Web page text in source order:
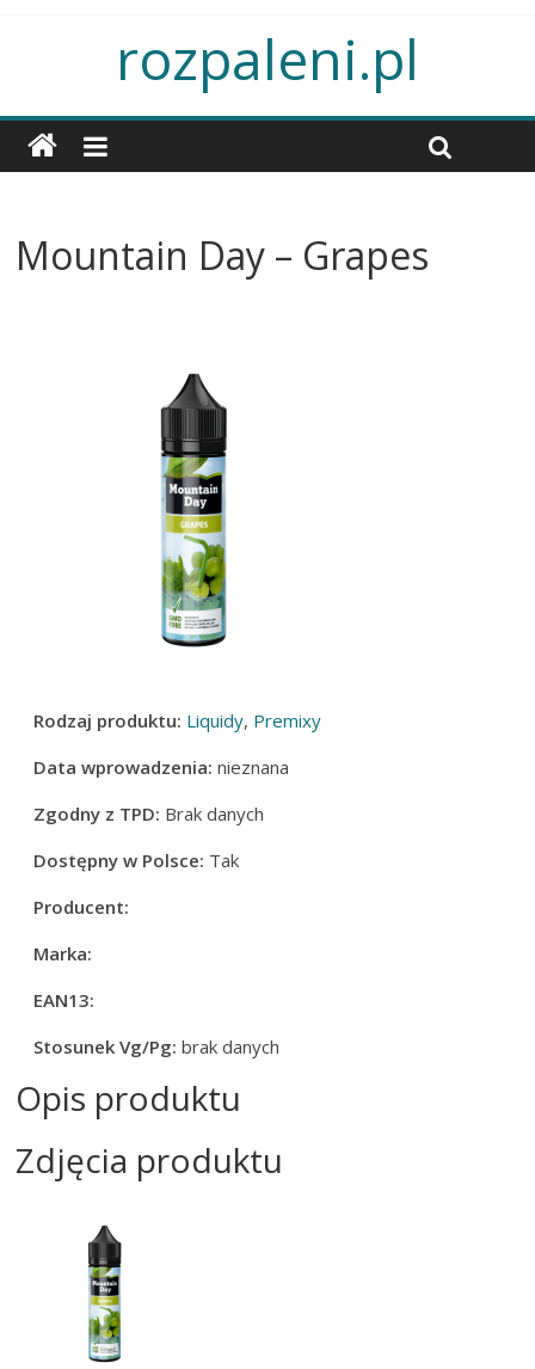
rozpaleni.pl
Mountain Day – Grapes
Rodzaj produktu: Liquidy, Premixy
Data wprowadzenia:nieznana
Zgodny z TPD: Brak danych
Dostępny w Polsce: Tak
Producent:
Marka:
EAN13:
Stosunek Vg/Pg: brak danych
Opis produktu
Zdjęcia produktu